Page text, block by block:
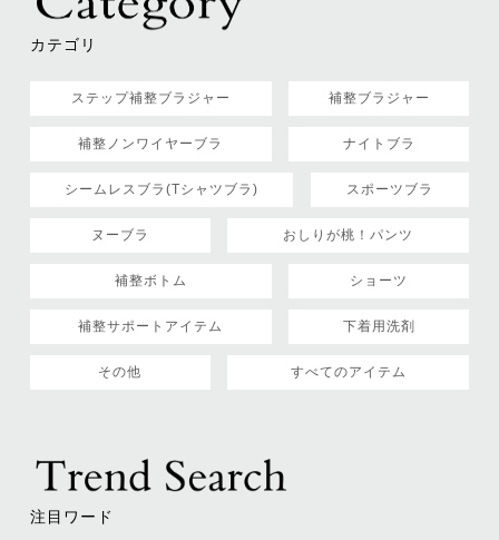
カテゴリ
ステップ補整ブラジャー 補整ブラジャー
補整ノンワイヤーブラ ナイトブラ
シームレスブラ(Tシャツブラ) スポーツブラ
ヌーブラ おしりが桃！パンツ
補整ボトム ショーツ
補整サポートアイテム 下着用洗剤
その他 すべてのアイテム
注目ワード